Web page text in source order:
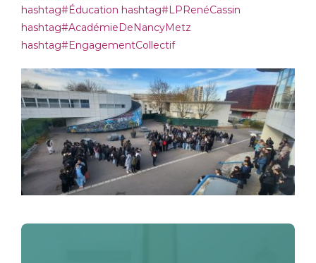
hashtag#Éducation hashtag#LPRenéCassin
hashtag#AcadémieDeNancyMetz
hashtag#EngagementCollectif